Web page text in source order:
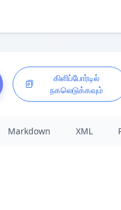
கிளிப்போர்டில்
நகலெடுக்கவும்
Markdown XML